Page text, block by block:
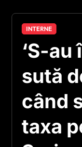
INTERNE
‘S-
sută
când
taxa